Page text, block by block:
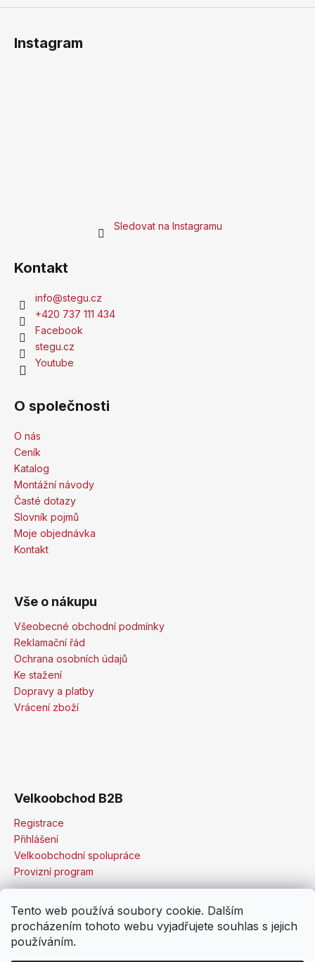
Tento web používá soubory cookie. Dalším
procházením tohoto webu vyjadřujete souhlas s jejich
používáním.
Instagram
Sledovat na Instagramu
Kontakt
info@stegu.cz
+420 737 111 434
Facebook
stegu.cz
Youtube
O společnosti
O nás
Ceník
Katalog
Montážní návody
Časté dotazy
Slovník pojmů
Moje objednávka
Kontakt
Vše o nákupu
Všeobecné obchodní podmínky
Reklamační řád
Ochrana osobních údajů
Ke stažení
Dopravy a platby
Vrácení zboží
Velkoobchod B2B
Registrace
Přihlášení
Velkoobchodní spolupráce
Provizní program